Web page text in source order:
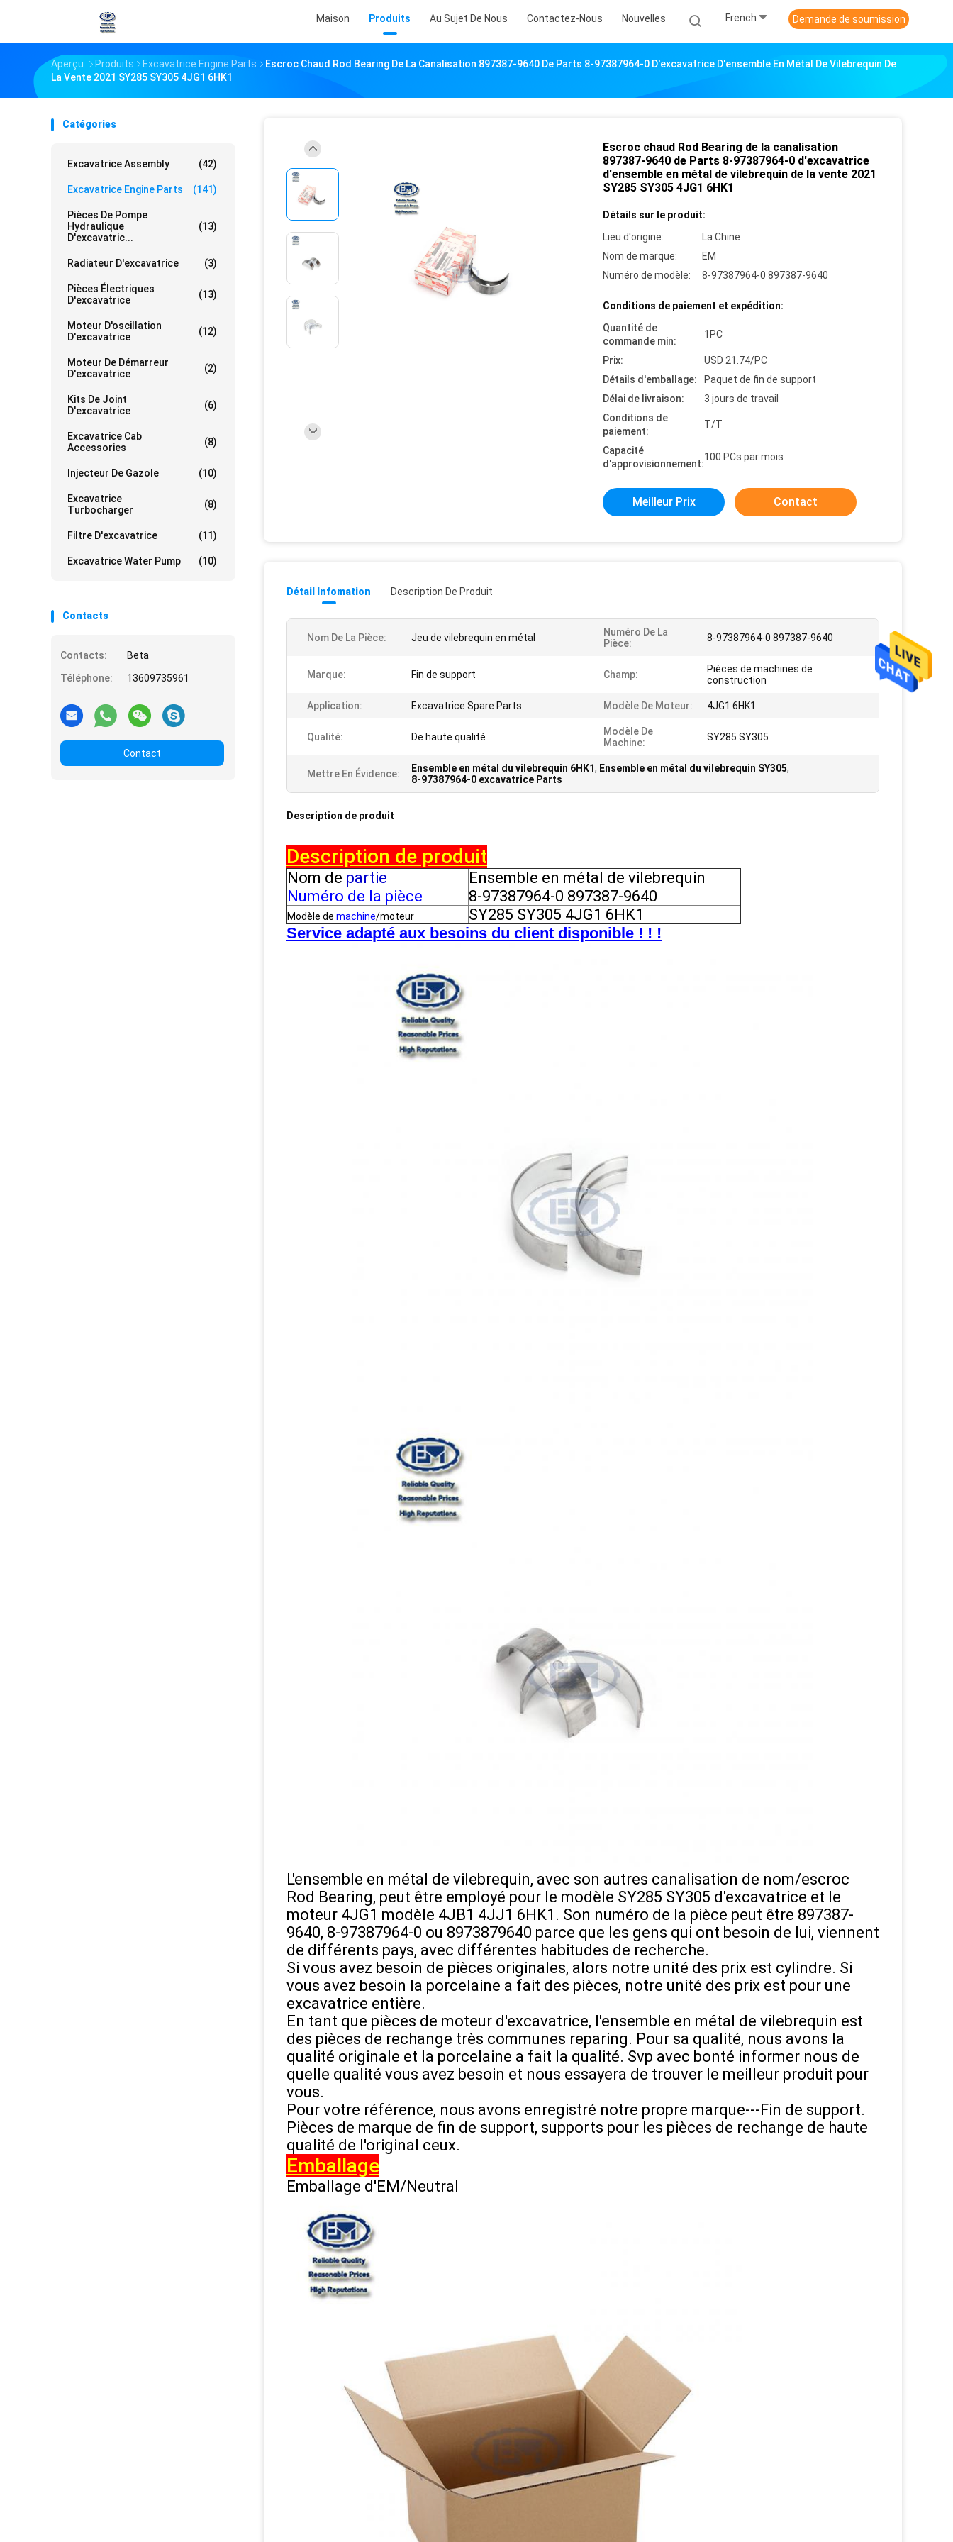
Maison Produits Au Sujet De Nous Contactez-Nous Nouvelles French Demande de soumission
Aperçu Produits Excavatrice Engine Parts
Escroc Chaud Rod Bearing De La Canalisation 897387-9640 De Parts 8-97387964-0 D'excavatrice D'ensemble En Métal De Vilebrequin De
La Vente 2021 SY285 SY305 4JG1 6HK1
Catégories
Excavatrice Assembly (42)
Excavatrice Engine Parts (141)
Pièces De Pompe
Hydraulique
D'excavatric...
(13)
Radiateur D'excavatrice (3)
Pièces Électriques
D'excavatrice
(13)
Moteur D'oscillation
D'excavatrice
(12)
Moteur De Démarreur
D'excavatrice
(2)
Kits De Joint
D'excavatrice
(6)
Excavatrice Cab
Accessories
(8)
Injecteur De Gazole (10)
Excavatrice
Turbocharger
(8)
Filtre D'excavatrice (11)
Excavatrice Water Pump (10)
Contacts
Contacts:
Beta
Téléphone:
13609735961
Contact
Escroc chaud Rod Bearing de la canalisation
897387-9640 de Parts 8-97387964-0 d'excavatrice
d'ensemble en métal de vilebrequin de la vente 2021
SY285 SY305 4JG1 6HK1
Détails sur le produit:
Lieu d'origine:
La Chine
Nom de marque:
EM
Numéro de modèle:
8-97387964-0 897387-9640
Conditions de paiement et expédition:
Quantité de
commande min:
1PC
Prix:
USD 21.74/PC
Détails d'emballage:
Paquet de fin de support
Délai de livraison:
3 jours de travail
Conditions de
paiement:
T/T
Capacité
d'approvisionnement:
100 PCs par mois
Meilleur Prix Contact
Détail Infomation Description De Produit
Nom De La Pièce: Jeu de vilebrequin en métal
Numéro De La
Pièce:
8-97387964-0 897387-9640
Marque: Fin de support Champ:
Pièces de machines de
construction
Application: Excavatrice Spare Parts Modèle De Moteur: 4JG1 6HK1
Qualité: De haute qualité
Modèle De
Machine:
SY285 SY305
Mettre En Évidence: Ensemble en métal du vilebrequin 6HK1, Ensemble en métal du vilebrequin SY305,
8-97387964-0 excavatrice Parts
Description de produit
Description de produit
Nom de partie
Ensemble en métal de vilebrequin
Numéro de la pièce
8-97387964-0 897387-9640
Modèle de machine/moteur
SY285 SY305 4JG1 6HK1
Service adapté aux besoins du client disponible ! ! !
L'ensemble en métal de vilebrequin, avec son autres canalisation de nom/escroc
Rod Bearing, peut être employé pour le modèle SY285 SY305 d'excavatrice et le
moteur 4JG1 modèle 4JB1 4JJ1 6HK1. Son numéro de la pièce peut être 897387-
9640, 8-97387964-0 ou 8973879640 parce que les gens qui ont besoin de lui, viennent
de différents pays, avec différentes habitudes de recherche.
Si vous avez besoin de pièces originales, alors notre unité des prix est cylindre. Si
vous avez besoin la porcelaine a fait des pièces, notre unité des prix est pour une
excavatrice entière.
En tant que pièces de moteur d'excavatrice, l'ensemble en métal de vilebrequin est
des pièces de rechange très communes reparing. Pour sa qualité, nous avons la
qualité originale et la porcelaine a fait la qualité. Svp avec bonté informer nous de
quelle qualité vous avez besoin et nous essayera de trouver le meilleur produit pour
vous.
Pour votre référence, nous avons enregistré notre propre marque---Fin de support.
Pièces de marque de fin de support, supports pour les pièces de rechange de haute
qualité de l'original ceux.
Emballage
Emballage d'EM/Neutral